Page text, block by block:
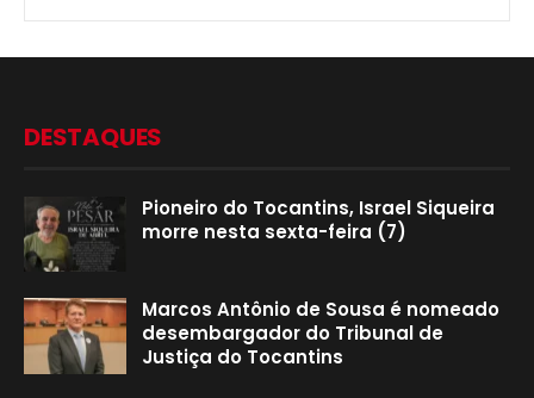
DESTAQUES
Pioneiro do Tocantins, Israel Siqueira
morre nesta sexta-feira (7)
Marcos Antônio de Sousa é nomeado
desembargador do Tribunal de
Justiça do Tocantins